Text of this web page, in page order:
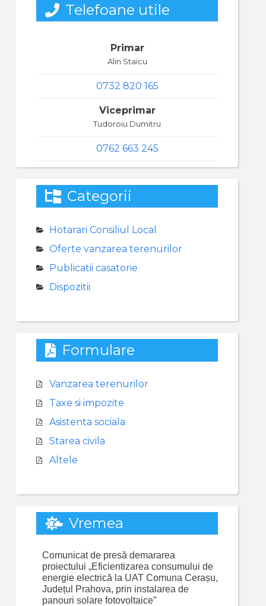
Telefoane utile
Primar
Alin Staicu
0732 820 165
Viceprimar
Tudoroiu Dumitru
0762 663 245
Categorii
Hotarari Consiliul Local
Oferte vanzarea terenurilor
Publicatii casatorie
Dispozitii
Formulare
Vanzarea terenurilor
Taxe si impozite
Asistenta sociala
Starea civila
Altele
Vremea
Comunicat de presă demararea
proiectului „Eficientizarea consumului de
energie electrică la UAT Comuna Cerașu,
Județul Prahova, prin instalarea de
panouri solare fotovoltaice”